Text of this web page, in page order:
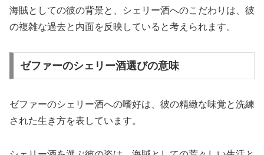
海賊としての彼の背景と、シェリー酒へのこだわりは、彼
の複雑な過去と内面を反映していると考えられます。
ゼファーのシェリー酒選びの意味
ゼファーのシェリー酒への嗜好は、彼の精緻な味覚と洗練
された生き方を表しています。